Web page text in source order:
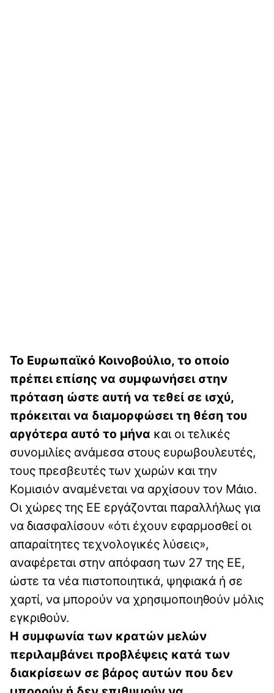
Το Ευρωπαϊκό Κοινοβούλιο, το οποίο
πρέπει επίσης να συμφωνήσει στην
πρόταση ώστε αυτή να τεθεί σε ισχύ,
πρόκειται να διαμορφώσει τη θέση του
αργότερα αυτό το μήνα και οι τελικές
συνομιλίες ανάμεσα στους ευρωβουλευτές,
τους πρεσβευτές των χωρών και την
Κομισιόν αναμένεται να αρχίσουν τον Μάιο.
Οι χώρες της ΕΕ εργάζονται παραλλήλως για
να διασφαλίσουν «ότι έχουν εφαρμοσθεί οι
απαραίτητες τεχνολογικές λύσεις»,
αναφέρεται στην απόφαση των 27 της ΕΕ,
ώστε τα νέα πιστοποιητικά, ψηφιακά ή σε
χαρτί, να μπορούν να χρησιμοποιηθούν μόλις
εγκριθούν.
Η συμφωνία των κρατών μελών
περιλαμβάνει προβλέψεις κατά των
διακρίσεων σε βάρος αυτών που δεν